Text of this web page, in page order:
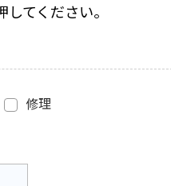
てください。
修理